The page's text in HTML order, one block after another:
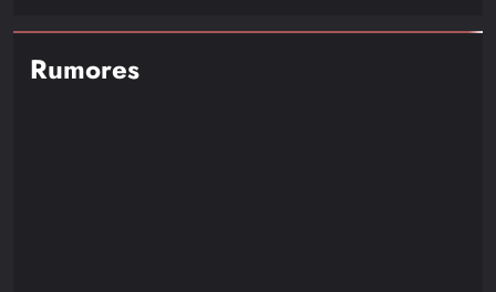
Rumores